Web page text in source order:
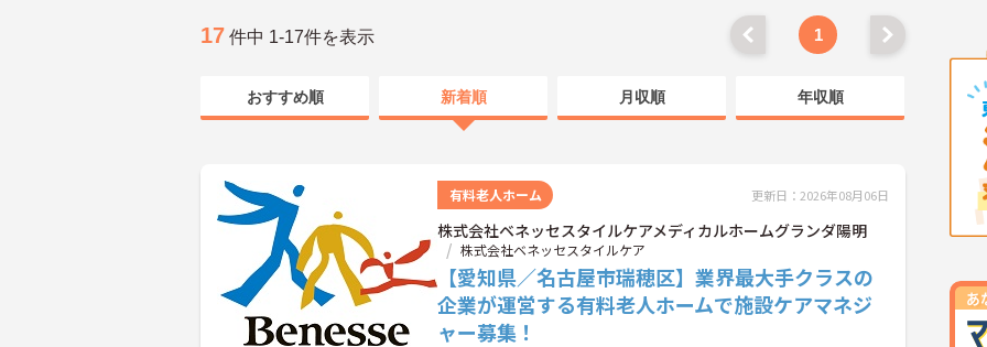
17 件中 1-17件を表示 1
おすすめ順 新着順 月収順 年収順
有料老人ホーム 更新日：2026年08月06日
株式会社ベネッセスタイルケアメディカルホームグランダ陽明
株式会社ベネッセスタイルケア
【愛知県／名古屋市瑞穂区】業界最大手クラスの
企業が運営する有料老人ホームで施設ケアマネジ
ャー募集！